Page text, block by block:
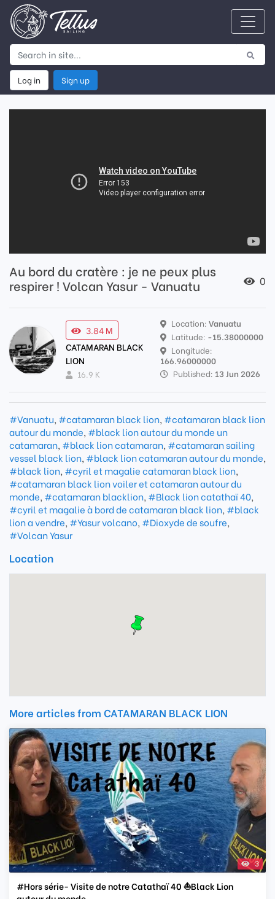
Log in Sign up
Au bord du cratère : je ne peux plus
respirer ! Volcan Yasur - Vanuatu
0
3.84 M
CATAMARAN BLACK
LION
16.9 K
Location:Vanuatu
Latitude: -15.38000000
Longitude:
166.96000000
Published: 13 Jun 2026
#Vanuatu, #catamaran black lion, #catamaran black lion
autour du monde, #black lion autour du monde un
catamaran, #black lion catamaran, #catamaran sailing
vessel black lion, #black lion catamaran autour du monde,
#black lion, #cyril et magalie catamaran black lion,
#catamaran black lion voiler et catamaran autour du
monde, #catamaran blacklion, #Black lion catathaï 40,
#cyril et magalie à bord de catamaran black lion, #black
lion a vendre, #Yasur volcano, #Dioxyde de soufre,
#Volcan Yasur
Location
More articles from CATAMARAN BLACK LION
3
#Hors série- Visite de notre Catathaï 40 ⛵️Black Lion